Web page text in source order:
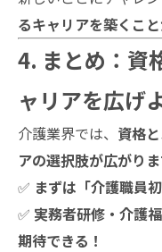
るキャリアを築くこ
4. まとめ：資
ャリアを広げ
介護業界では、 資格
アの選択肢が広がりま
✅ まずは「介護職員
✅ 実務者研修・介護
期待できる！